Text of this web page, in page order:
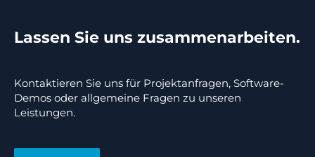
Lassen Sie uns zusammenarbeiten.
Kontaktieren Sie uns für Projektanfragen, Software-
Demos oder allgemeine Fragen zu unseren
Leistungen.